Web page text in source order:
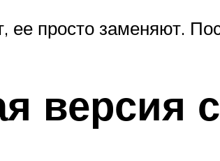
ее просто заменяют.
версия